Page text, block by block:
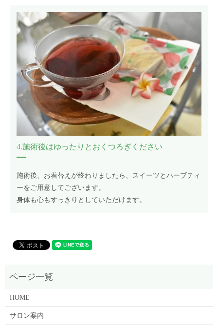
4.施術後はゆったりとおくつろぎください
施術後、お着替えが終わりましたら、スイーツとハーブティ
ーをご用意してございます。
身体も心もすっきりとしていただけます。
HOME
サロン案内